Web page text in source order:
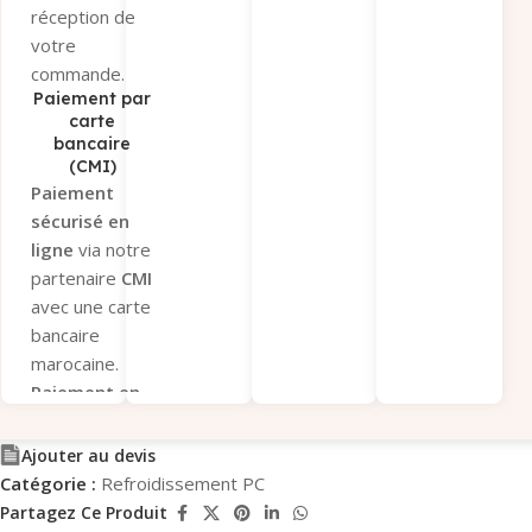
WhatsApp.
Uniquement
Virement
Interbancaire
Immédiat.
Envoyez-nous
lapreuve de
paiement
pour
validation.
Paiement sous
12 heures
panier, sinon la
commande
sera annulée.
réception de
votre
commande.
Paiement par
carte
bancaire
(CMI)
Paiement
sécurisé en
ligne via notre
partenaire CMI
avec une carte
bancaire
marocaine.
Paiement en
vous préférez
récupérer
votre
Ajouter au devis
Catégorie : Refroidissement PC
Partagez Ce Produit